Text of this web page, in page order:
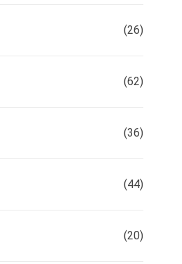
(26)
(62)
(36)
(44)
(20)